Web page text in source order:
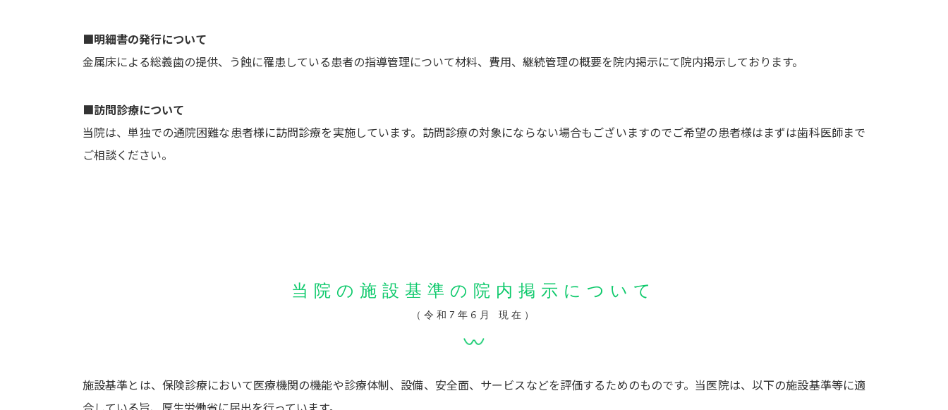
■明細書の発行について
金属床による総義歯の提供、う蝕に罹患している患者の指導管理について材料、費用、継続管理の概要を院内掲示にて院内掲示しております。
■訪問診療について
当院は、単独での通院困難な患者様に訪問診療を実施しています。訪問診療の対象にならない場合もございますのでご希望の患者様はまずは歯科医師まで
ご相談ください。
当院の施設基準の院内掲示について
（令和7年6月 現在）
施設基準とは、保険診療において医療機関の機能や診療体制、設備、安全面、サービスなどを評価するためのものです。当医院は、以下の施設基準等に適